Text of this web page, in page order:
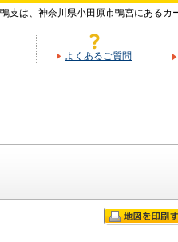
支は、神奈川県小田原市鴨宮にあるカ
よくあるご質問